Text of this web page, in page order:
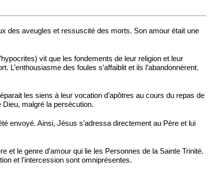
des aveugles et ressuscité des morts. Son amour était une
vit que les fondements de leur religion et leur
des foules s’affaiblit et ils l’abandonnèrent.
les siens à leur vocation d’apôtres au cours du repas de
Dieu, malgré la persécution.
envoyé. Ainsi, Jésus s’adressa directement au Père et lui
et le genre d’amour qui lie les Personnes de la Sainte Trinité.
et l’intercession sont omniprésentes.